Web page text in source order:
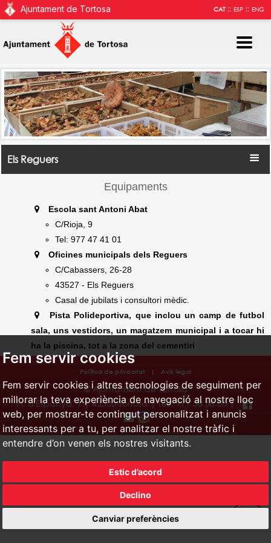
Fem servir cookies
Fem servir cookies i altres tecnologies de seguiment per
millorar la teva experiència de navegació al nostre lloc
web, per mostrar-te contingut personalitzat i anuncis
interessants per a tu, per analitzar el nostre tràfic i
entendre d’on venen els nostres visitants.
Estic d’acord
Declino
Canviar preferències
Ajuntament de Tortosa CAT::ESP ::ENG
Els Reguers
Equipaments
Escola sant Antoni Abat
C/Rioja, 9
Tel: 977 47 41 01
Oficines municipals dels Reguers
C/Cabassers, 26-28
43527 - Els Reguers
Casal de jubilats i consultori mèdic.
Pista Polideportiva, que inclou un camp de futbol
sala, uns vestidors, un magatzem municipal i a tocar hi
ha la piscina, tot a la zona del cementiri
Política de privacitat | Avís legal
© Ajuntament de Tortosa
Pl. d'Espanya, 1 | 43500 Tortosa | Telf. 977 58 58 00 |